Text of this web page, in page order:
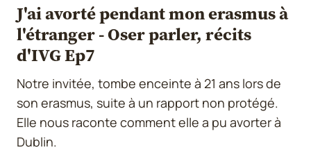
J'ai avorté pendant mon erasmus à
l'étranger - Oser parler, récits
d'IVG Ep7
Notre invitée, tombe enceinte à 21 ans lors de
son erasmus, suite à un rapport non protégé.
Elle nous raconte comment elle a pu avorter à
Dublin.